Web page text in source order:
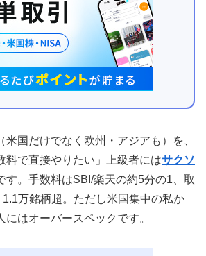
米国だけでなく欧州・アジアも）を、
料で直接やりたい」上級者にはサクソ
す。手数料はSBI/楽天の約5分の1、取
万銘柄超。ただし米国集中の私か
にはオーバースペックです。